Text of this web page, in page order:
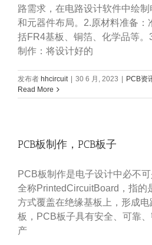
路需求，在电路设计软件中绘
和元器件布局。2.原材料准备：
括FR4基板、铜箔、化学品等。
制作：将设计好的
发布者 hhcircuit 30 6 月, 2023 PCB资
Read More
PCB板制作，PCB板子
PCB板制作是电子设计中必不
全称PrintedCircuitBoard，指的
方式覆盖在绝缘基板上，形成
板，PCB板子具有安全、可靠
产